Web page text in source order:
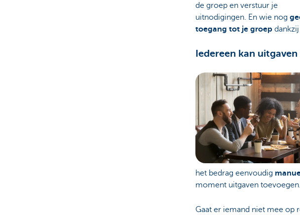
de groep en verstuur je
uitnodigingen. En wie nog
toegang tot je groepdankzij
Iedereen kan
het bedrag eenvoudig
moment uitgaven toevoegen.
Gaat er iemand niet mee op